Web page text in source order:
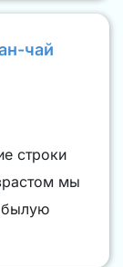
чай
строки
мы
былую